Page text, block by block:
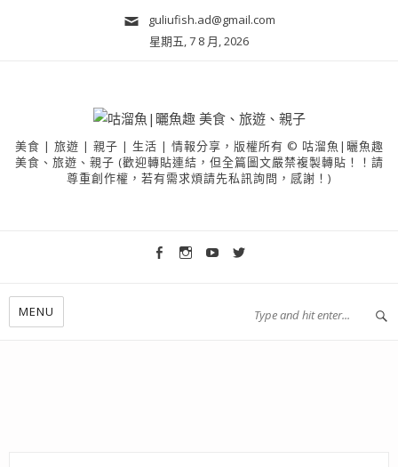
guliufish.ad@gmail.com
星期五, 7 8 月, 2026
美食 | 旅遊 | 親子 | 生活 | 情報分享，版權所有 © 咕溜魚|曬魚趣
美食、旅遊、親子 (歡迎轉貼連結，但全篇圖文嚴禁複製轉貼！！請
尊重創作權，若有需求煩請先私訊詢問，感謝！)
MENU